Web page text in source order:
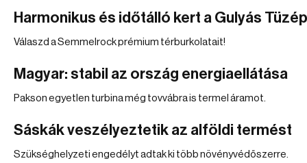
Harmonikus és időtálló kert a Gulyás
Válaszd a Semmelrock prémium térburkolatait!
Magyar: stabil az ország energiaellátása
Pakson egyetlen turbina még tovvábra is termel áramot.
Sáskák veszélyeztetik az alföldi termést
Szükséghelyzeti engedélyt adtak ki több növényvédőszerre.